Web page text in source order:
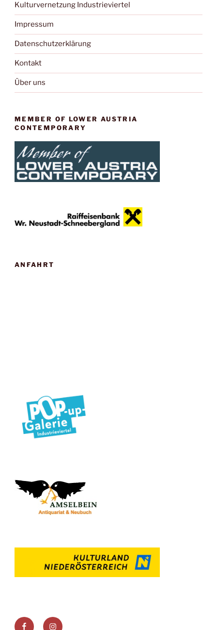
Kulturvernetzung Industrieviertel
Impressum
Datenschutzerklärung
Kontakt
Über uns
MEMBER OF LOWER AUSTRIA
CONTEMPORARY
ANFAHRT